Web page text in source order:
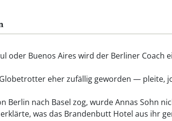
oder Buenos Aires wird der Berliner Coach
eher zufällig geworden — pleite,
Berlin nach Basel zog, wurde Annas Sohn
was das Brandenbutt Hotel aus ihr